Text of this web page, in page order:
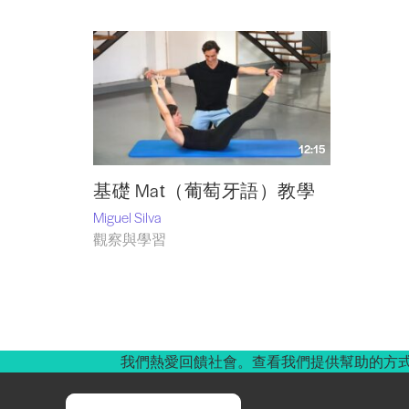
12:15
基礎 Mat（葡萄牙語）教學
Miguel Silva
觀察與學習
我們熱愛回饋社會。查看我們提供幫助的方